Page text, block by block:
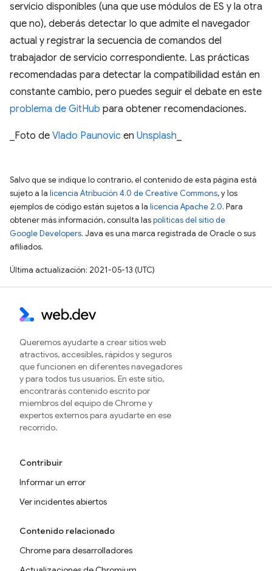
servicio disponibles (una que use módulos de ES y la otra
que no), deberás detectar lo que admite el navegador
actual y registrar la secuencia de comandos del
trabajador de servicio correspondiente. Las prácticas
recomendadas para detectar la compatibilidad están en
constante cambio, pero puedes seguir el debate en este
problema de GitHub para obtener recomendaciones.
_Foto de Vlado Paunovic en Unsplash
Salvo que se indique lo contrario, el contenido de esta página está
sujeto a la licencia Atribución 4.0 de Creative Commons, y los
ejemplos de código están sujetos a la licencia Apache 2.0. Para
obtener más información, consulta laspolíticas del sitio de
Google Developers. Java es una marca registrada de Oracle o sus
afiliados.
Última actualización: 2021-05-13 (UTC)
Queremos ayudarte a crear sitios web
atractivos, accesibles, rápidos y seguros
que funcionen en diferentes navegadores
y para todos tus usuarios. En este sitio,
encontrarás contenido escrito por
miembros del equipo de Chrome y
expertos externos para ayudarte en ese
recorrido.
Contribuir
Informar un error
Ver incidentes abiertos
Contenido relacionado
Chrome para desarrolladores